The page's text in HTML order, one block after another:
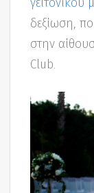
δεξίωση,
στην
Club.